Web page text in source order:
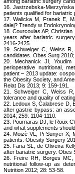
16. Jastrzebska-
patients qualified for
17. Walicka M, Franek E,
dalej? Trendy w
18. Courcoulas AP,
years after bariatric
2416-2425.
19. Schweiger C, Weiss
candidates. Obes Surg 2010;
20. Mechanick JI,
perioperative nutritional,
patient – 2013 update:
the Obesity Society, and
Relat Dis 2013; 9: 159-191.
21. Schweiger C, Weiss
tolerance and quality of
22. Ledoux S, Calabrese D,
after gastric bypass: an
2014; 259: 1104-1110.
23. Pournaras DJ, le Roux
and what supplements
24. Moizè VL, Pi-Sunyer X,
patients. Obesity Surgery
25. Faria SL, de Oliveira
after bariatric surgery. Obes
26. Freire RH, Borges
nutritional follow-up as
Nutrition 2012; 28: 53-58.